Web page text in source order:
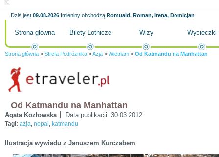
Dziś jest 09.08.2026 Imieniny obchodzą Romuald, Roman, Irena, Domicjan
Strona główna Bilety Lotnicze Wizy Wycieczki
Strona główna » Strefa Podróżnika »Azja » Wietnam » Od Katmandu na Manhattan
Od Katmandu na Manhattan
Agata Kozłowska Data publikacji: 30.03.2012
Tagi: azja, nepal , katmandu
Ilustracja wywiadu z Januszem Kurczabem